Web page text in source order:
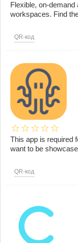
Flexible, on-
workspaces. Find
QR-код
This app is required
want to be
QR-код